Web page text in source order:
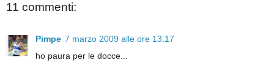
11 commenti:
Pimpe 7 marzo 2009 alle ore 13:17
ho paura per le docce...